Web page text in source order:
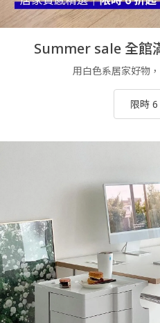
Summer sale 全館
用白色系居家好物
限時